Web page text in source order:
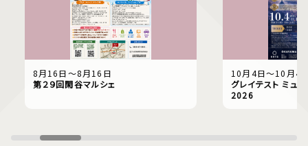
8月16日〜8月16日
第２９回閑谷マルシェ
10月4日〜10月4
グレイテスト ミュ
2026